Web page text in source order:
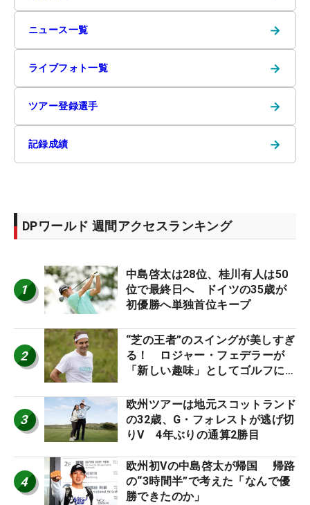
ニュース一覧 →
ライブフォト一覧 →
ツアー登録選手 →
記録成績 →
DPワールド 週間アクセスランキング
1
中島啓太は28位、桂川有人は50
位で最終日へ ドイツの35歳が
初優勝へ単独首位キープ
2
“芝の王者”のスイングが美しすぎ
る！ ロジャー・フェデラーが
「新しい趣味」としてゴルフに挑
3
欧州ツアーは地元スコットランド
の32歳、G・フォレストが逃げ切
りV 4年ぶりの通算2勝目
4
欧州初Vの中島啓太が帰国 帰路
の“3時間半”で考えた「なんで優
勝できたのか」